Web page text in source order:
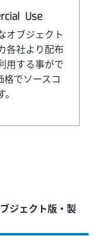
Use
オブジェクト
各社より配布
用する事がで
格でソースコ
ジェクト版・製